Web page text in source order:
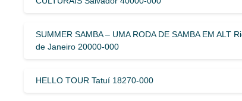
SUMMER SAMBA – UMA RODA DE SAMBA EM ALT
de Janeiro 20000-000
HELLO TOUR Tatuí 18270-000